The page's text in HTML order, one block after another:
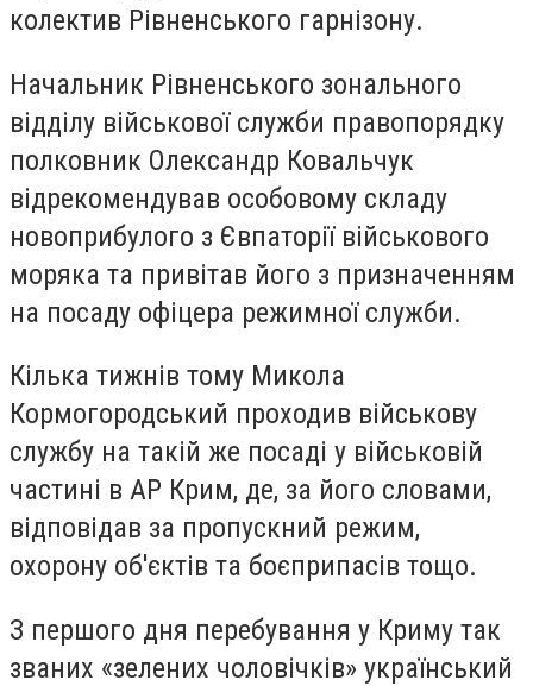
колектив Рівненського гарнізону.
Начальник Рівненського зонального
відділу військової служби правопорядку
полковник Олександр Ковальчук
відрекомендував особовому складу
новоприбулого з Євпаторії військового
моряка та привітав його з призначенням
на посаду офіцера режимної служби.
Кілька тижнів тому Микола
Кормогородський проходив військову
службу на такій же посаді у військовій
частині в АР Крим, де, за його словами,
відповідав за пропускний режим,
охорону об'єктів та боєприпасів тощо.
З першого дня перебування у Криму так
званих «зелених чоловічків» український